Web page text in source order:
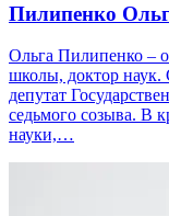
Пилипенко
Ольга Пилипенко –
школы, доктор наук.
депутат
седьмого созыва. В
науки,…